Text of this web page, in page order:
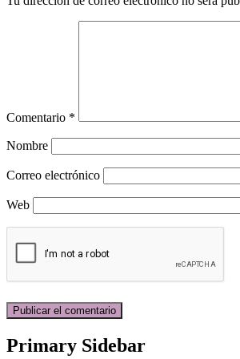
Comentario *
Nombre
Correo electrónico
Web
Primary Sidebar